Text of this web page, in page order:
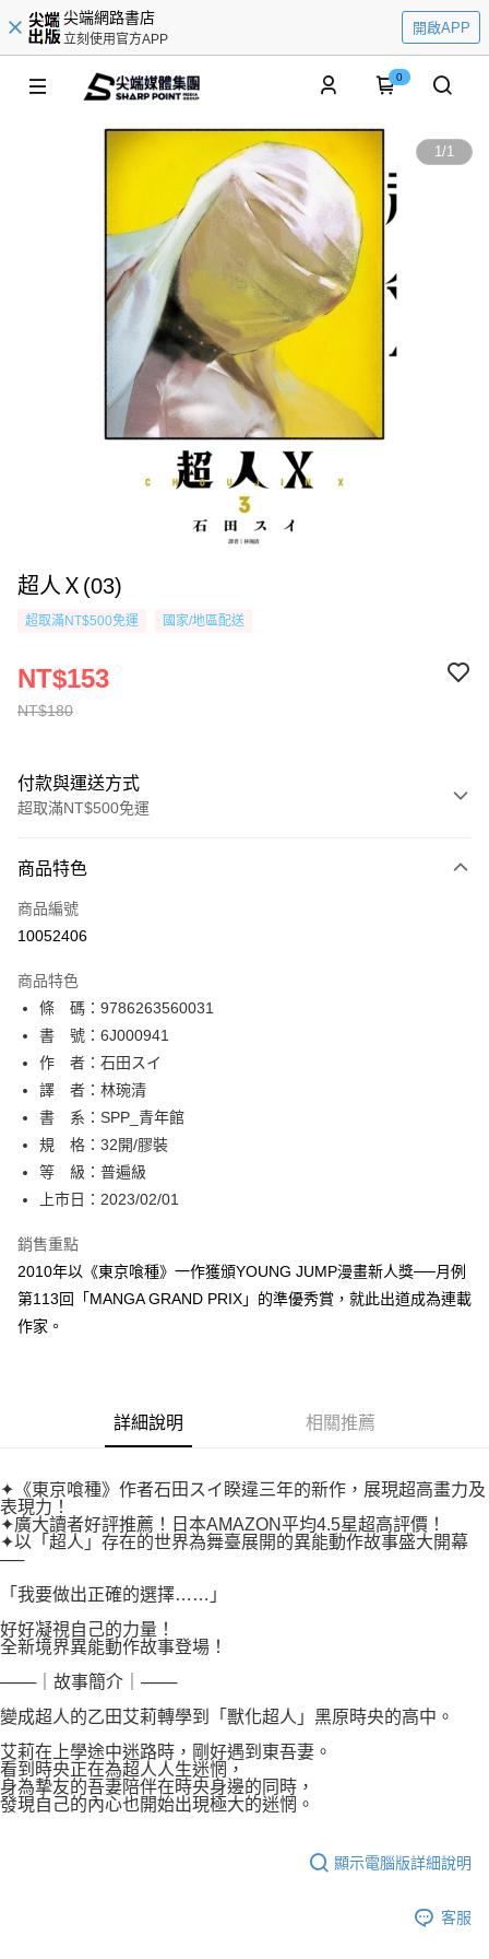
尖端網路書店
立刻使用官方APP
開啟APP
0
1/1
超人Ｘ(03)
超取滿NT$500免運 國家/地區配送
NT$180
NT$153
付款與運送方式
超取滿NT$500免運
信用卡一次付款
超商取貨付款
相關說明
【關於「AFTEE先享後付」】
AFTEE先享後付是「在收到商品之後才付款」的支付方式。 讓您購物簡單
便利好安心！
１．簡單：不需註冊會員、不需綁卡、不需儲值。
２．便利：只要手機號碼，簡訊認證，即可結帳。
３．安心：先確認商品／服務後，再付款。
【「AFTEE先享後付」結帳流程】
１．於結帳方式選擇「AFTEE先享後付」後，將跳轉至「AFTEE先享後付」
結帳頁面，進行簡訊認證並確認金額後，即可完成結帳。
２．訂單成立數日內，您將收到繳費通知簡訊。
ATM／網路銀行／等多元方式進行付款，方視為交易完成。
※ 請注意：結帳手續完成當下不需立刻繳費，但若您需要取消訂單，請聯絡
購買商品的店家。未經商家同意取消之訂單仍視為有效，需透過AFTEE先享
後付繳納相關費用。
※ 交易是否成功請以「AFTEE先享後付 」之結帳頁面顯示為準，若有關於
１．透過由恩沛科技股份有限公司提供之「AFTEE先享後付」服務完成之交
易，需依本服務之必要範圍內提供個人資料，並將交易相關給付款項請求債
２．關於個人資料處理事宜，請瀏覽以下網址：
https://aftee.tw/terms/#terms3
３．未成年的使用者請事先徵得法定代理人或監護人之同意方可使用
「AFTEE先享後付」，若未經同意申辦者引起之損失，本公司不負相關責
４．使用「AFTEE先享後付」時，將依據個別帳號之用戶狀況，依本公司即
時審查核予不同之上限額度；若仍有額度不足之情形，本公司將視審查結果
請求用戶進行身份認證。
５．嚴禁一人註冊多個帳號或使用他人資訊註冊。若發現惡意使用之情形，
ATM付款
運送方式
全家取貨付款
每筆NT$80，滿NT$500(含以上)免運費
付款後全家取貨
每筆NT$80，滿NT$500(含以上)免運費
付款後萊爾富取貨
每筆NT$80，滿NT$500(含以上)免運費
每筆NT$80，滿NT$500(含以上)免運費
宅配
商品特色
商品編號
10052406
商品特色
條 碼：9786263560031
書 號：6J000941
作 者：石田スイ
譯 者：林琬清
書 系：SPP_青年館
規 格：32開/膠裝
等 級：普遍級
上市日：2023/02/01
銷售重點
2010年以《東京喰種》一作獲頒YOUNG JUMP漫畫新人獎──月例
第113回「MANGA GRAND PRIX」的準優秀賞，就此出道成為連載
作家。
詳細說明 相關推薦
✦《東京喰種》作者石田スイ睽違三年的新作，展現超高畫力及
表現力！
✦廣大讀者好評推薦！日本AMAZON平均4.5星超高評價！
✦以「超人」存在的世界為舞臺展開的異能動作故事盛大開幕
──
「我要做出正確的選擇……」
好好凝視自己的力量！
全新境界異能動作故事登場！
───｜故事簡介｜───
變成超人的乙田艾莉轉學到「獸化超人」黑原時央的高中。
艾莉在上學途中迷路時，剛好遇到東吾妻。
看到時央正在為超人人生迷惘，
身為摯友的吾妻陪伴在時央身邊的同時，
發現自己的內心也開始出現極大的迷惘。
顯示電腦版詳細說明
客服